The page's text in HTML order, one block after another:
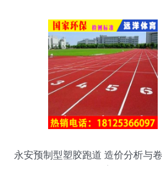
永安预制型塑胶跑道 造价分析与